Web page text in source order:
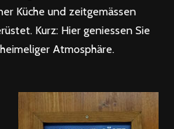
Küche und zeitgemässen
Kurz: Hier geniessen Sie
Atmosphäre.